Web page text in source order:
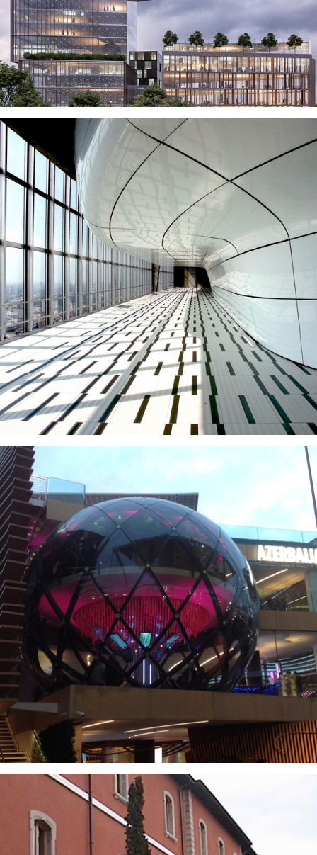
VISUALIZZA
VISUALIZZA